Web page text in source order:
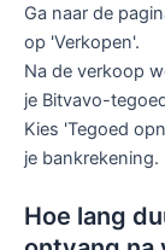
Ga naar de
op 'Verkopen'.
Na de verkoop
je Bitvavo-
Kies 'Tegoed
je bankrekening.
Hoe lang